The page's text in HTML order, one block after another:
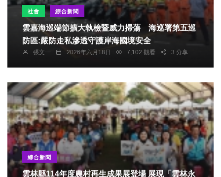
社會 綜合新聞
雲嘉海巡端節擴大執檢暨威力掃蕩 海巡署第五巡
防區:嚴防走私滲透守護岸海國境安全
張文一 2026年六月18日 7,102 觀看 3 分享
綜合新聞
雲林縣114年度農村再生成果展登場 展現「雲林永